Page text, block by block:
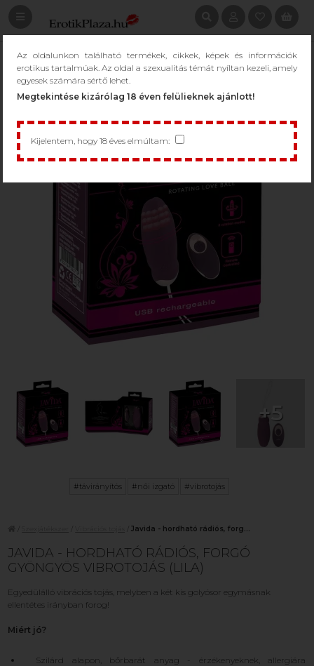
Az oldalunkon található termékek, cikkek, képek és információk
erotikus tartalmúak. Az oldal a szexualitás témát nyíltan kezeli, amely
egyesek számára sértő lehet.
Megtekintése kizárólag 18 éven felülieknek ajánlott!
Kijelentem, hogy 18 éves elmúltam:
+5
#távirányítós #női izgató #vibrotojás
/Javida - hordható rádiós, forg...
JAVIDA - HORDHATÓ RÁDIÓS, FORGÓ
GYÖNGYÖS VIBROTOJÁS (LILA)
Egyedülálló vibrációs tojás, melyben a két kis golyósor egymásnak
ellentétes irányban forog!
Miért jó?
Szilárd alapon, bőrbarát anyag - érzékenyeknek, allergiára